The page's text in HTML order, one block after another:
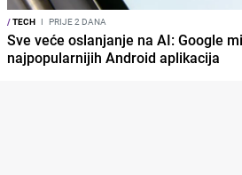
/TECH I PRIJE 2 DANA
Sve veće oslanjanje na AI: Google
najpopularnijih Android aplikacija